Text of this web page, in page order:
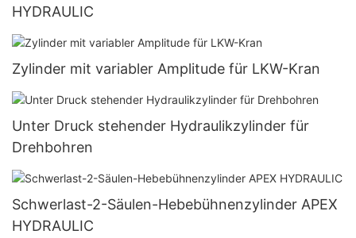
HYDRAULIC
Zylinder mit variabler Amplitude für LKW-Kran
Unter Druck stehender Hydraulikzylinder für
Drehbohren
Schwerlast-2-Säulen-Hebebühnenzylinder APEX
HYDRAULIC